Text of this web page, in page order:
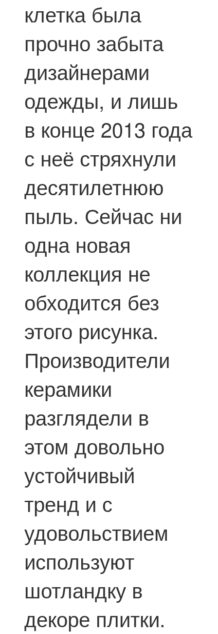
клетка была
прочно забыта
дизайнерами
одежды, и лишь
в конце 2013 года
с неё стряхнули
десятилетнюю
пыль. Сейчас ни
одна новая
коллекция не
обходится без
этого рисунка.
Производители
керамики
разглядели в
этом довольно
устойчивый
тренд и с
удовольствием
используют
шотландку в
декоре плитки.